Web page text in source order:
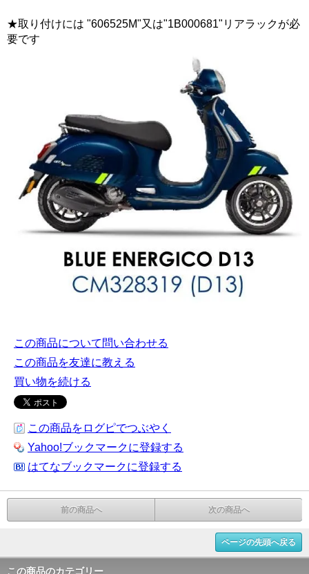
★取り付けには "606525M"又は"1B000681"リアラックが必
要です
この商品について問い合わせる
この商品を友達に教える
買い物を続ける
この商品をログピでつぶやく
Yahoo!ブックマークに登録する
はてなブックマークに登録する
前の商品へ 次の商品へ
ページの先頭へ戻る
この商品のカテゴリー